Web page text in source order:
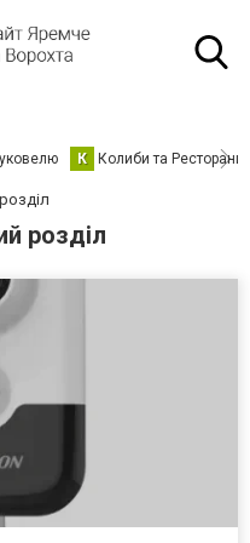
К Колиби та Ресторани
розділ